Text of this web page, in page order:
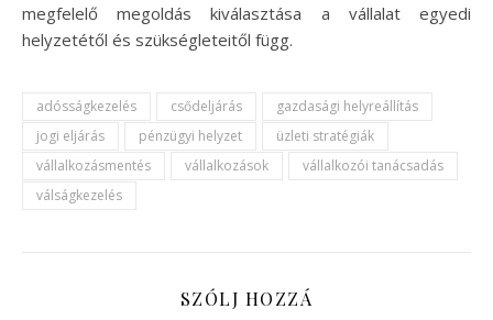
megfelelő megoldás kiválasztása a vállalat egyedi
helyzetétől és szükségleteitől függ.
adósságkezelés csődeljárás
gazdasági helyreállítás
jogi eljárás
pénzügyi helyzet
üzleti stratégiák
vállalkozásmentés
vállalkozások
vállalkozói tanácsadás
válságkezelés
SZÓLJ HOZZÁ